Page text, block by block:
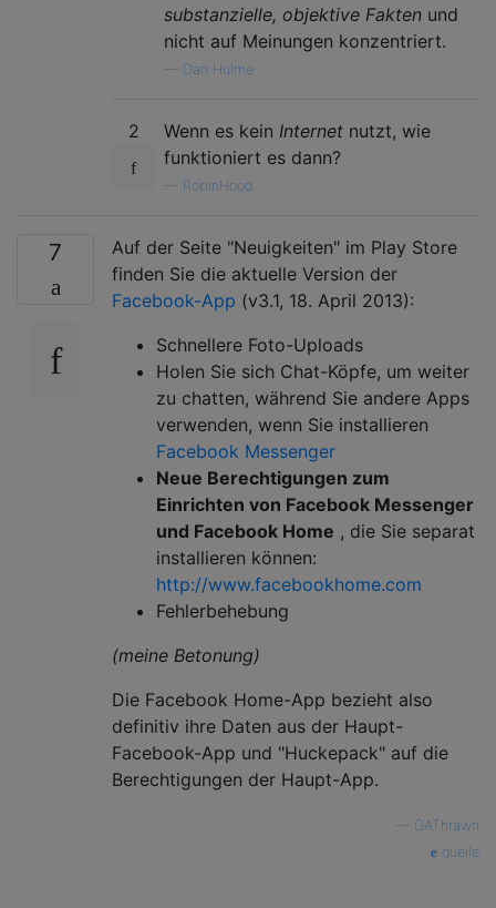
substanzielle, objektive Fakten und
nicht auf Meinungen konzentriert.
Dan Hulme
2 Wenn es kein Internet nutzt, wie
funktioniert es dann?
RobinHood
7
Auf der Seite "Neuigkeiten" im Play Store
finden Sie die aktuelle Version der
Facebook-App (v3.1, 18. April 2013):
Schnellere Foto-Uploads
Holen Sie sich Chat-Köpfe, um weiter
zu chatten, während Sie andere Apps
verwenden, wenn Sie installieren
Facebook Messenger
Neue Berechtigungen zum
Einrichten von Facebook Messenger
und Facebook Home , die Sie separat
installieren können:
http://www.facebookhome.com
Fehlerbehebung
(meine Betonung)
Die Facebook Home-App bezieht also
definitiv ihre Daten aus der Haupt-
Facebook-App und "Huckepack" auf die
Berechtigungen der Haupt-App.
GAThrawn
quelle